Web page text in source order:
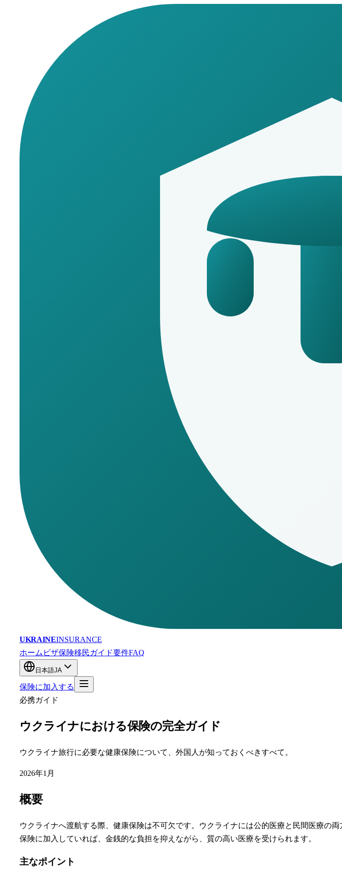
UKRAINEINSURANCE
ホーム ビザ保険移民ガイド要件FAQ
日本語JA
保険に加入する
必携ガイド
ウクライナにおける保険の完全ガイド
ウクライナ旅行に必要な健康保険について、外国人が知っておくべきすべて。
2026年1月
概要
ウクライナへ渡航する際、健康保険は不可欠です。ウクライナには公的医療と民間医療の
保険に加入していれば、金銭的な負担を抑えながら、質の高い医療を受けられます。
主なポイント